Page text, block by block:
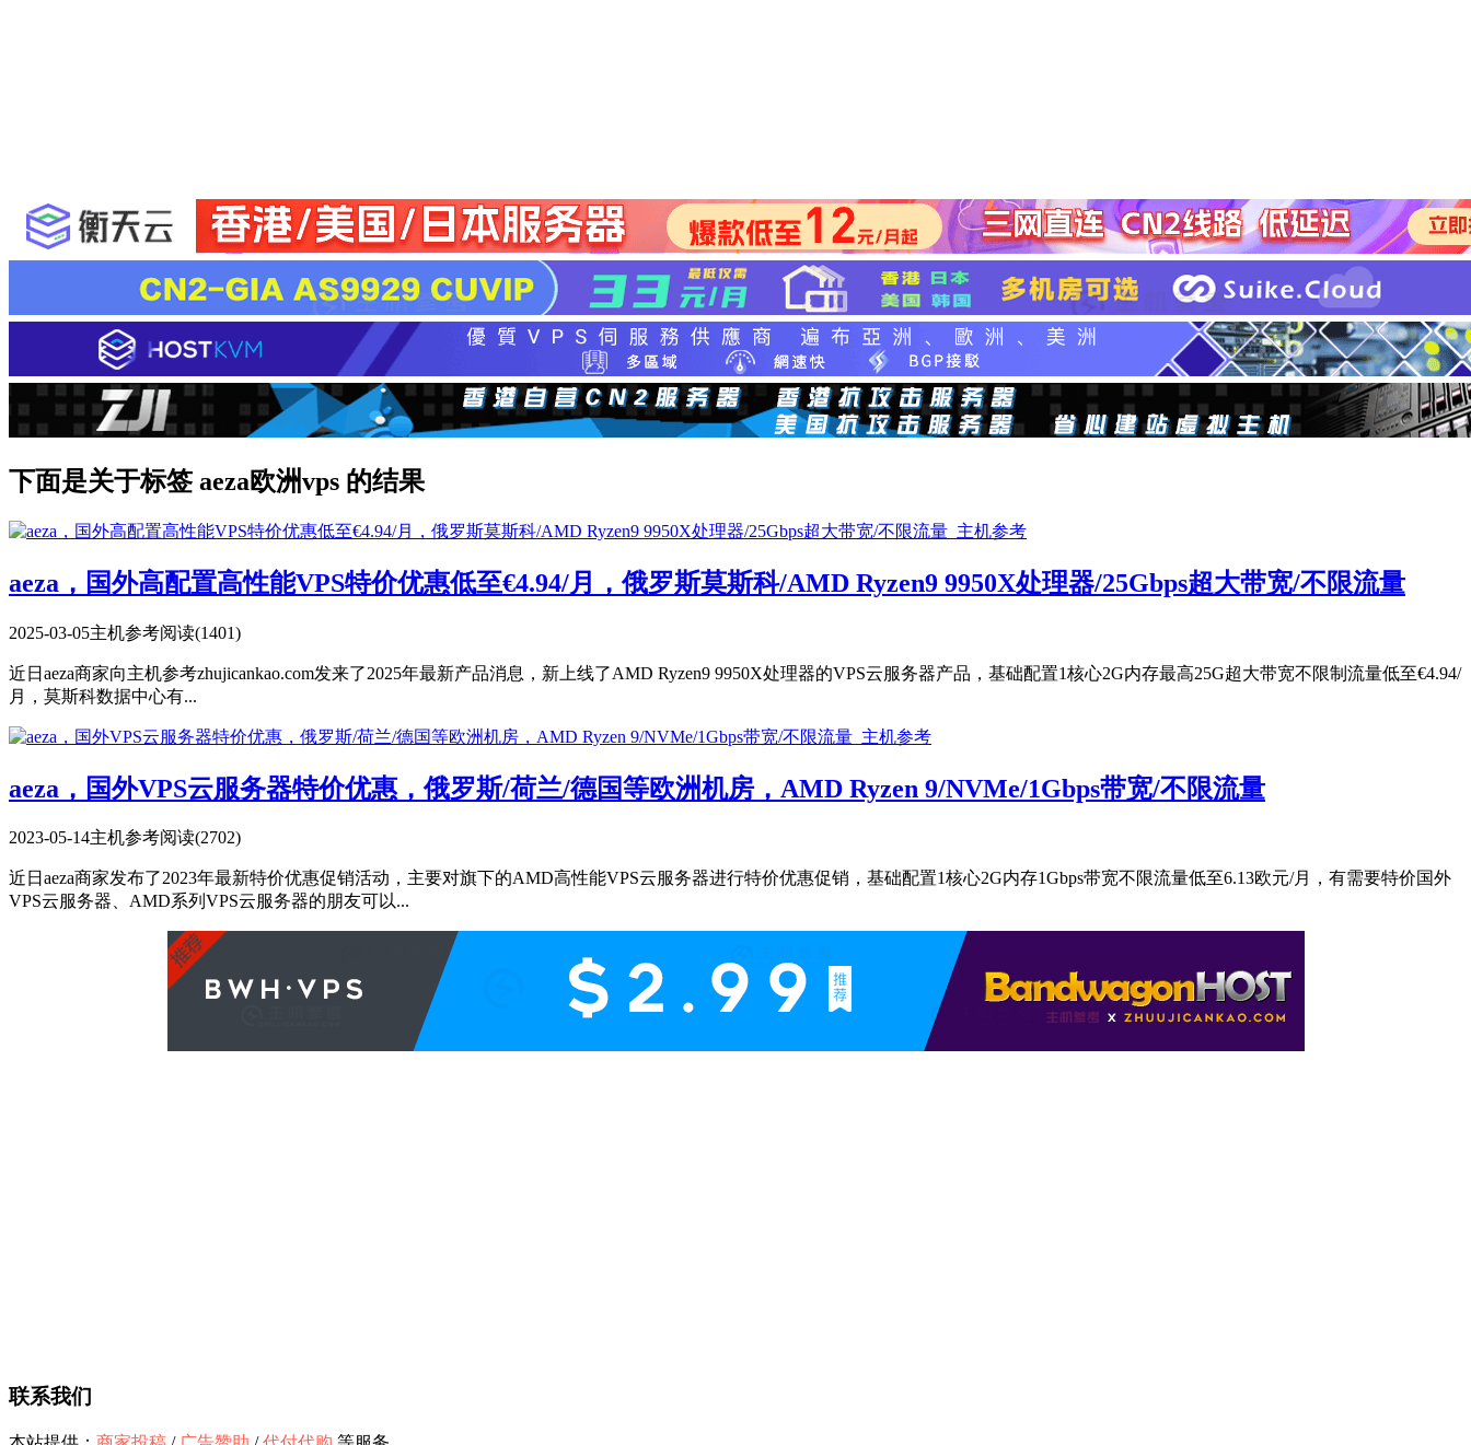
下面是关于标签 aeza欧洲vps 的结果
aeza，国外高配置高性能VPS特价优惠低至€4.94/月，俄罗斯莫斯科/AMD Ryzen9 9950X处理器/25Gbps超大带宽/不限流量
2025-03-05主机参考阅读(1401)
近日aeza商家向主机参考zhujicankao.com发来了2025年最新产品消息，新上线了AMD Ryzen9 9950X处理器的VPS云服务器产品，基础配置1核心2G内存最高25G超大带宽不限制流量低至€4.94/
月，莫斯科数据中心有...
aeza，国外VPS云服务器特价优惠，俄罗斯/荷兰/德国等欧洲机房，AMD Ryzen 9/NVMe/1Gbps带宽/不限流量
2023-05-14主机参考阅读(2702)
近日aeza商家发布了2023年最新特价优惠促销活动，主要对旗下的AMD高性能VPS云服务器进行特价优惠促销，基础配置1核心2G内存1Gbps带宽不限流量低至6.13欧元/月，有需要特价国外
VPS云服务器、AMD系列VPS云服务器的朋友可以...
联系我们